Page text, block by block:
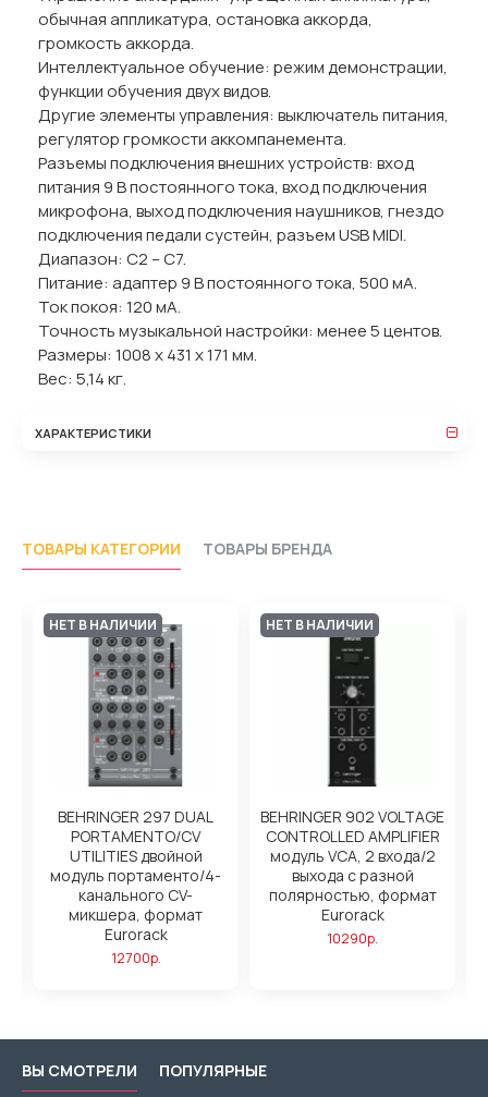
обычная аппликатура, остановка аккорда,
громкость аккорда.
Интеллектуальное обучение: режим демонстрации,
функции обучения двух видов.
Другие элементы управления: выключатель питания,
регулятор громкости аккомпанемента.
Разъемы подключения внешних устройств: вход
питания 9 В постоянного тока, вход подключения
микрофона, выход подключения наушников, гнездо
подключения педали сустейн, разъем USB MIDI.
Диапазон: C2 – C7.
Питание: адаптер 9 В постоянного тока, 500 мА.
Ток покоя: 120 мА.
Точность музыкальной настройки: менее 5 центов.
Размеры: 1008 x 431 x 171 мм.
Вес: 5,14 кг.
ХАРАКТЕРИСТИКИ
ТОВАРЫ КАТЕГОРИИ ТОВАРЫ БРЕНДА
НЕТ В НАЛИЧИИ
BEHRINGER 297 DUAL
PORTAMENTO/CV
UTILITIES двойной
модуль портаменто/4-
канального CV-
микшера, формат
Eurorack
12700р.
НЕТ В НАЛИЧИИ
BEHRINGER 902 VOLTAGE
CONTROLLED AMPLIFIER
модуль VCA, 2 входа/2
выхода с разной
полярностью, формат
Eurorack
10290р.
ВЫ СМОТРЕЛИ ПОПУЛЯРНЫЕ